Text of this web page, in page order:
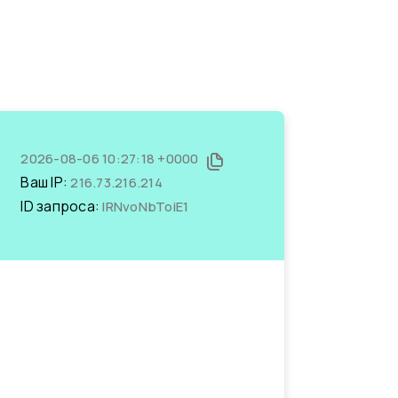
2026-08-06 10:27:18 +0000
Ваш IP:216.73.216.214
ID запроса:IRNvoNbToiE1